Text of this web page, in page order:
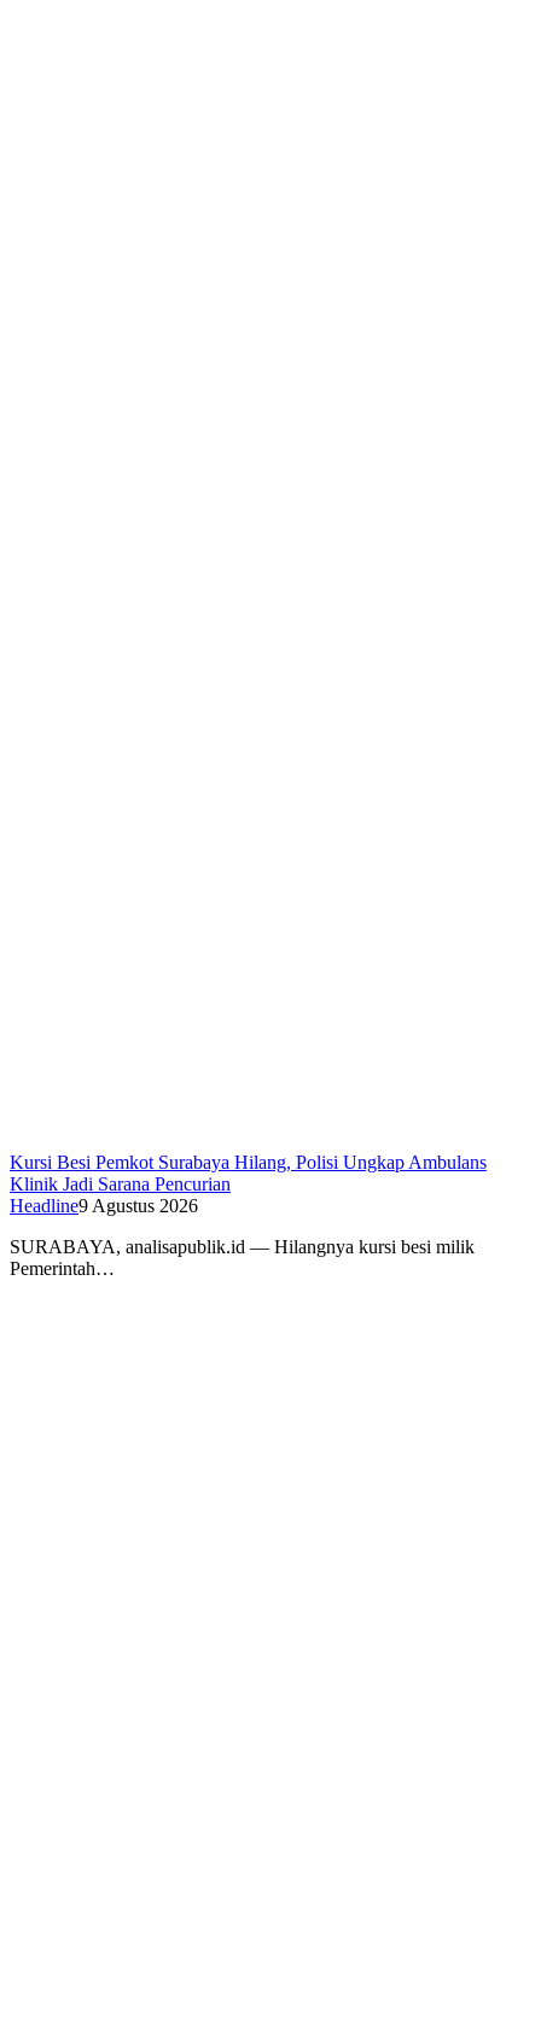
Kursi Besi Pemkot Surabaya Hilang, Polisi Ungkap Ambulans
Klinik Jadi Sarana Pencurian
Headline9 Agustus 2026
SURABAYA, analisapublik.id — Hilangnya kursi besi milik
Pemerintah…